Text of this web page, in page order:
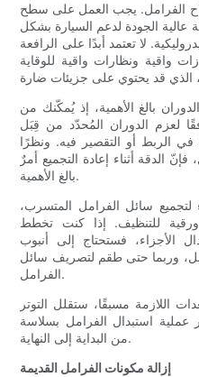
الفرامل. يجب العمل على سطح
الجودة لدعم السيارة بشكل
لا تعتمد أبدًا على الرافعة
واقية ونظارات واقية للوقاية
بالغ الأهمية، إذ يُمكّنك من
لعزم الدوران المُحدّد من قِبَل
في الربط أو التقصير فيه. ونظرًا
الدقة أثناء إعادة التجميع أمرٌ
بالغ الأهمية.
سائل الفرامل المتسرب،
للتنظيف. إذا كنت تخطط
الأجزاء، فستحتاج إلى أنبوب
وربما حتى طقم لتصريف سائل
الفرامل.
اللازمة مسبقًا، ستقلل التوتر
استبدال الفرامل بسلاسة
من البداية إلى النهاية.
إزالة مكونات الفرامل القديمة